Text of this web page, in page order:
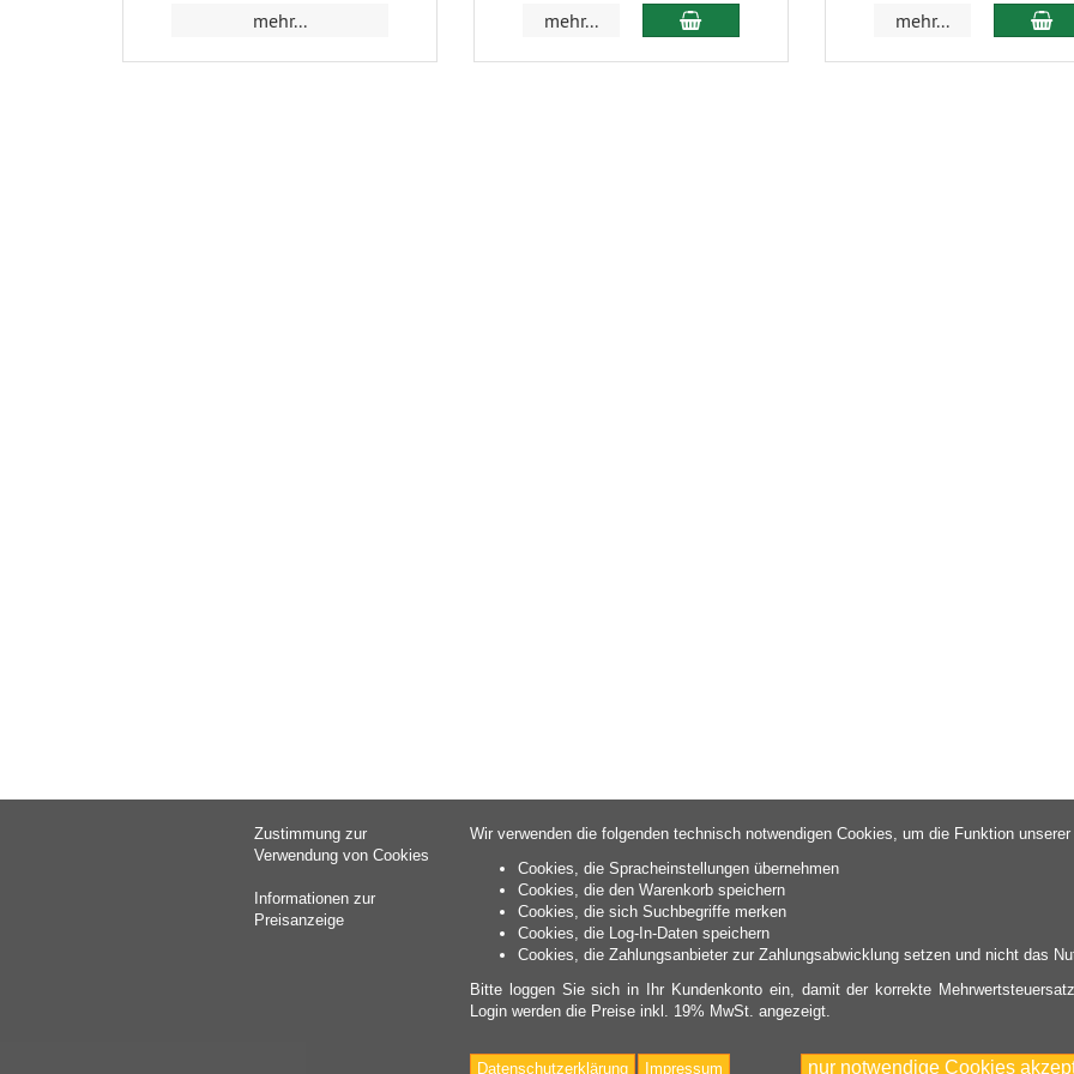
mehr... mehr... in den Warenkorb mehr... in
Zustimmung zur
Verwendung von Cookies
Informationen zur
Preisanzeige
Wir verwenden die folgenden technisch notwendigen Cookies, um die Funktion
Cookies, die Spracheinstellungen übernehmen
Cookies, die den Warenkorb speichern
Cookies, die sich Suchbegriffe merken
Cookies, die Log-In-Daten speichern
Cookies, die Zahlungsanbieter zur Zahlungsabwicklung setzen und nicht das
Bitte loggen Sie sich in Ihr Kundenkonto ein, damit der korrekte
Login werden die Preise inkl. 19% MwSt. angezeigt.
Datenschutzerklärung Impressum nur notwendige Cookies